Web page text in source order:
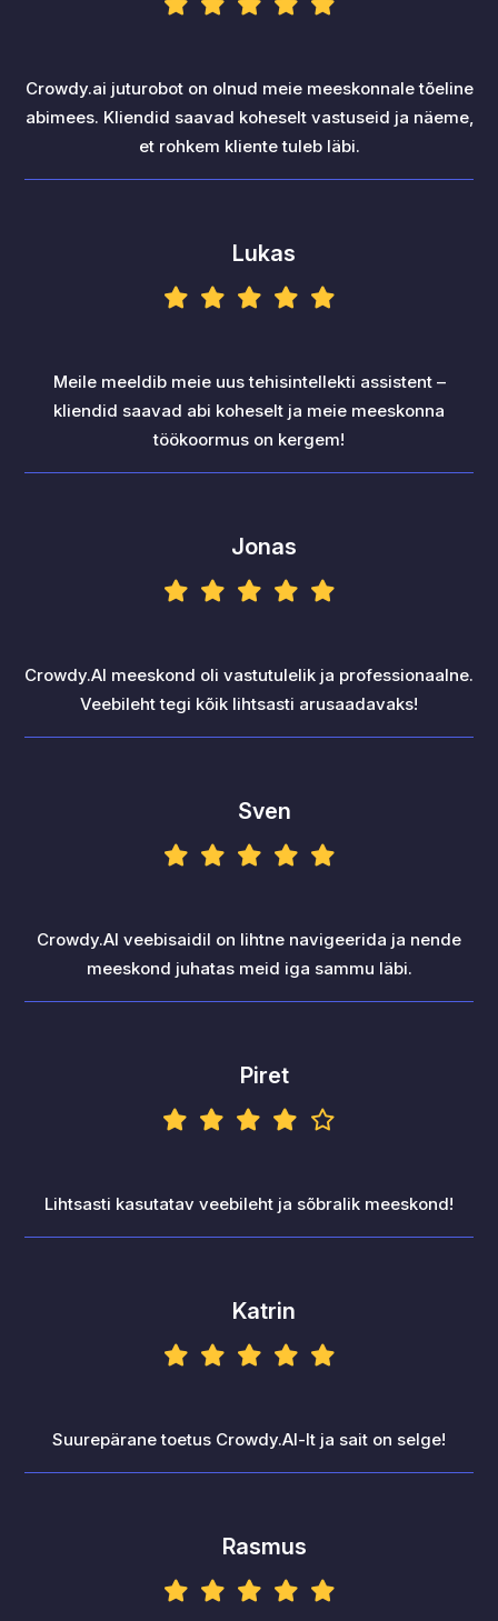
Crowdy.ai juturobot on olnud meie meeskonnale tõeline
abimees. Kliendid saavad koheselt vastuseid ja näeme,
et rohkem kliente tuleb läbi.
Lukas
Meile meeldib meie uus tehisintellekti assistent –
kliendid saavad abi koheselt ja meie meeskonna
töökoormus on kergem!
Jonas
Crowdy.AI meeskond oli vastutulelik ja professionaalne.
Veebileht tegi kõik lihtsasti arusaadavaks!
Sven
Crowdy.AI veebisaidil on lihtne navigeerida ja nende
meeskond juhatas meid iga sammu läbi.
Piret
Lihtsasti kasutatav veebileht ja sõbralik meeskond!
Katrin
Suurepärane toetus Crowdy.AI-lt ja sait on selge!
Rasmus